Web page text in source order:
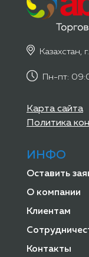
Казахстан,
Пн-пт:
Карта сайта
Политика
ИНФО
Оставить
О компании
Клиентам
Контакты